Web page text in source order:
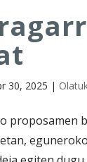
30, 2025 |
proposamen